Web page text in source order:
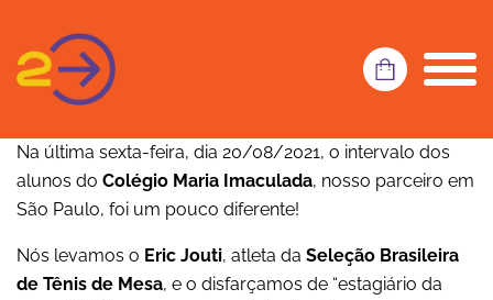
Na última sexta-feira, dia 20/08/2021, o intervalo dos
alunos do Colégio Maria Imaculada, nosso parceiro em
São Paulo, foi um pouco diferente!
Nós levamos o Eric Jouti, atleta da Seleção Brasileira
de Tênis de Mesa, e o disfarçamos de “estagiário da